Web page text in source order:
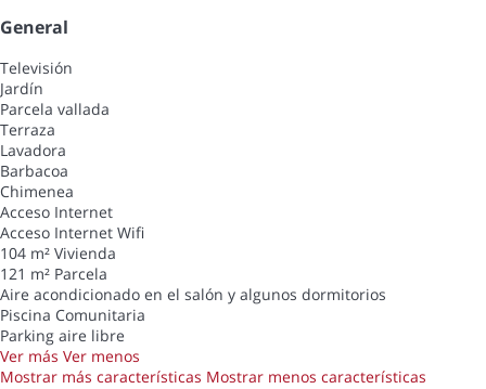
General
Televisión
Jardín
Parcela vallada
Terraza
Lavadora
Barbacoa
Chimenea
Acceso Internet
Acceso Internet Wifi
104 m² Vivienda
121 m² Parcela
Aire acondicionado en el salón y algunos dormitorios
Piscina Comunitaria
Parking aire libre
Ver más Ver menos
Mostrar más características Mostrar menos características